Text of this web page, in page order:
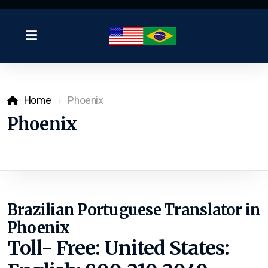
Home Phoenix
Phoenix
Brazilian Portuguese Translator in
Phoenix
Toll- Free: United States: